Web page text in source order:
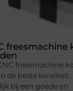
freesmachine
freesmachine
de beste
bij een goede en